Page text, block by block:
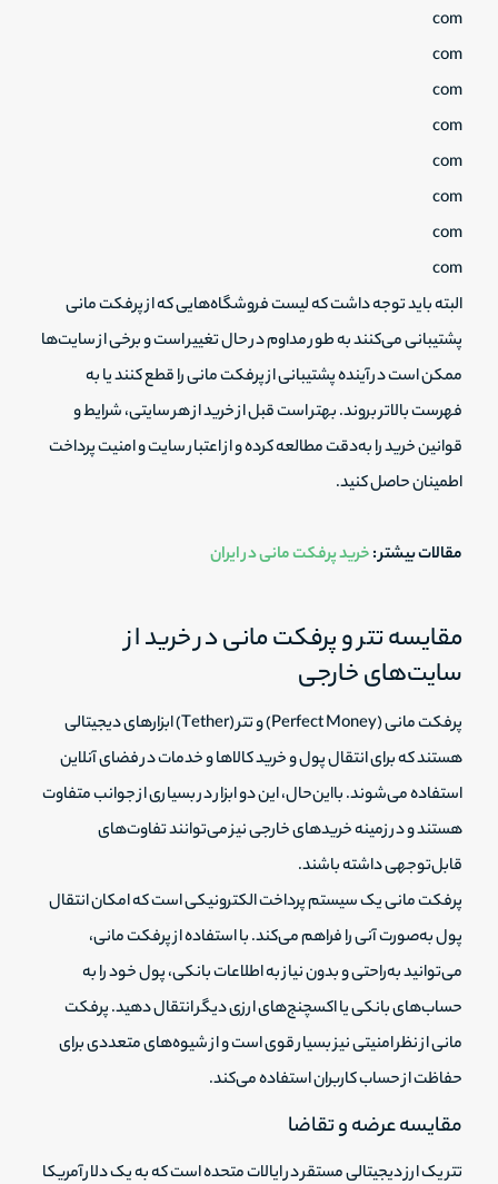
com
com
com
com
com
com
com
com
البته باید توجه داشت که لیست فروشگاه‌هایی که از پرفکت مانی
پشتیبانی می‌کنند به طور مداوم در حال تغییر است و برخی از سایت‌ها
ممکن است در آینده پشتیبانی از پرفکت مانی را قطع کنند یا به
فهرست بالاتر بروند. بهتر است قبل از خرید از هر سایتی، شرایط و
قوانین خرید را به‌دقت مطالعه کرده و از اعتبار سایت و امنیت پرداخت
اطمینان حاصل کنید.
مقالات بیشتر :خرید پرفکت مانی در ایران
مقایسه تتر و پرفکت مانی در خرید از
سایت‌های خارجی
پرفکت مانی (Perfect Money) و تتر (Tether) ابزارهای دیجیتالی
هستند که برای انتقال پول و خرید کالاها و خدمات در فضای آنلاین
استفاده می‌شوند. بااین‌حال، این دو ابزار در بسیاری از جوانب متفاوت
هستند و در زمینه خرید‌های خارجی نیز می‌توانند تفاوت‌های
قابل‌توجهی داشته باشند.
پرفکت مانی یک سیستم پرداخت الکترونیکی است که امکان انتقال
پول به‌صورت آنی را فراهم می‌کند. با استفاده از پرفکت مانی،
می‌توانید به‌راحتی و بدون نیاز به اطلاعات بانکی، پول خود را به
حساب‌های بانکی یا اکسچنج‌های ارزی دیگر انتقال دهید. پرفکت
مانی از نظر امنیتی نیز بسیار قوی است و از شیوه‌های متعددی برای
حفاظت از حساب کاربران استفاده می‌کند.
مقایسه عرضه و تقاضا
تتر یک ارز دیجیتالی مستقر در ایالات متحده است که به یک دلار آمریکا